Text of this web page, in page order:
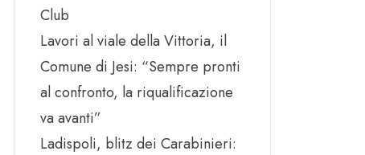
Club
Lavori al viale della Vittoria, il
Comune di Jesi: “Sempre pronti
al confronto, la riqualificazione
va avanti”
Ladispoli, blitz dei Carabinieri: